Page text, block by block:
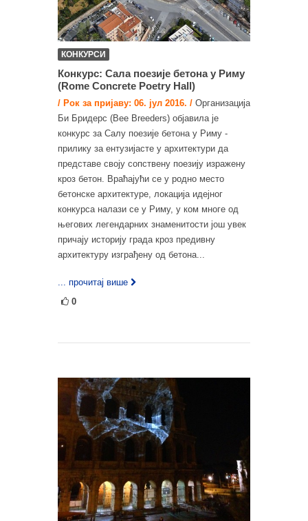
КОНКУРСИ
Конкурс: Сала поезије бетона у Риму
(Rome Concrete Poetry Hall)
/ Рок за пријаву: 06. јул 2016. / Организација
Би Бридерс (Bee Breeders) објавила је
конкурс за Салу поезије бетона у Риму -
прилику за ентузијасте у архитектури да
представе своју сопствену поезију изражену
кроз бетон. Враћајући се у родно место
бетонске архитектуре, локација идејног
конкурса налази се у Риму, у ком многе од
његових легендарних знаменитости још увек
причају историју града кроз предивну
архитектуру изграђену од бетона...
... прочитај више
0